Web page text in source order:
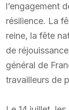
l’engagement
résilience. La
reine, la fête
de
général de
travailleurs de